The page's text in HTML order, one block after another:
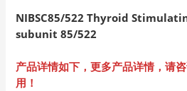
NIBSC85/522 Thyroid
subunit 85/522
产品详情如下，更多产品详情，请
用！